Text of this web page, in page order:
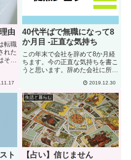
由
転職
れた
の
たの
げた
40代半ばで無職になって8
か月目 -正直な気持ち
この年末で会社を辞めて8か月経
ちます。今の正直な気持ちを書こ
うと思います。辞めた会社に所属
社には定年になるまで勤めようと
思って転職しました。ただ、勤め
始める前から、会社内の人間関係
に不安を感じていました。それ
で...
2019.12.30
ト
生活と暮らし
【占い】信じません